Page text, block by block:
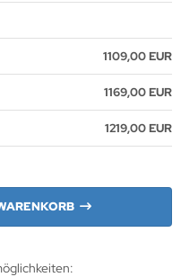
1109,00 EUR
1169,00 EUR
1219,00 EUR